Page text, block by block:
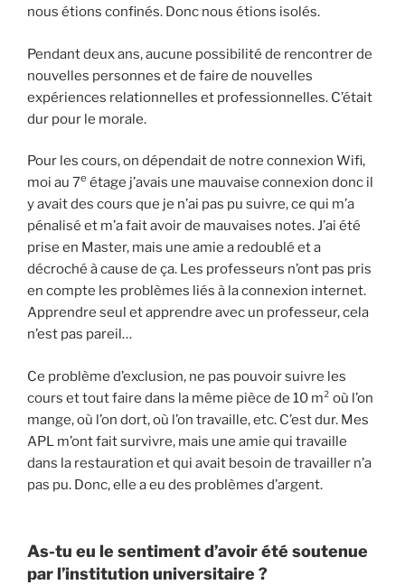
nous étions confinés. Donc nous étions isolés.
Pendant deux ans, aucune possibilité de rencontrer de
nouvelles personnes et de faire de nouvelles
expériences relationnelles et professionnelles. C’était
dur pour le morale.
Pour les cours, on dépendait de notre connexion Wifi,
moi au 7e étage j’avais une mauvaise connexion donc il
y avait des cours que je n’ai pas pu suivre, ce qui m’a
pénalisé et m’a fait avoir de mauvaises notes. J’ai été
prise en Master, mais une amie a redoublé et a
décroché à cause de ça. Les professeurs n’ont pas pris
en compte les problèmes liés à la connexion internet.
Apprendre seul et apprendre avec un professeur, cela
n’est pas pareil…
Ce problème d’exclusion, ne pas pouvoir suivre les
cours et tout faire dans la même pièce de 10 m² où l’on
mange, où l’on dort, où l’on travaille, etc. C’est dur. Mes
APL m’ont fait survivre, mais une amie qui travaille
dans la restauration et qui avait besoin de travailler n’a
pas pu. Donc, elle a eu des problèmes d’argent.
As-tu eu le sentiment d’avoir été soutenue
par l’institution universitaire ?